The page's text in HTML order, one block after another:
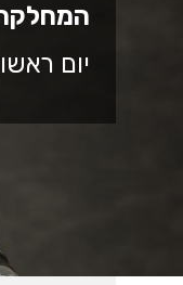
יום ראשון | 5.11.23 | 18:00 -